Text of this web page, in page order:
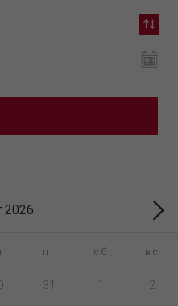
2026
пт сб вс
31 1 2